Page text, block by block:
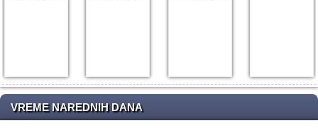
VREME NAREDNIH DANA